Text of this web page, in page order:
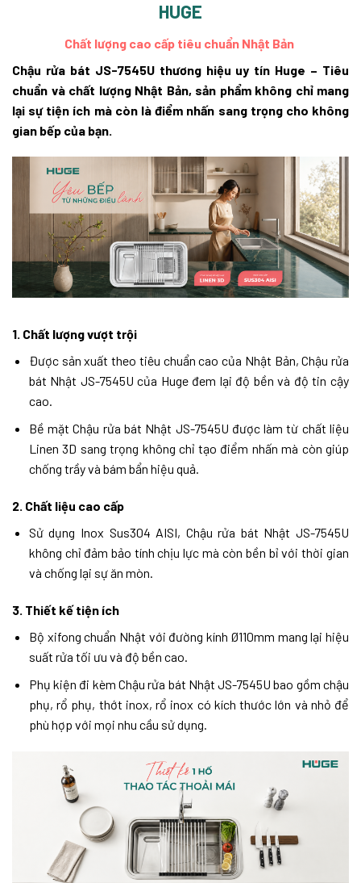
HUGE
Chất lượng cao cấp tiêu chuẩn Nhật Bản
Chậu rửa bát JS-7545U thương hiệu uy tín Huge – Tiêu
chuẩn và chất lượng Nhật Bản, sản phẩm không chỉ mang
lại sự tiện ích mà còn là điểm nhấn sang trọng cho không
gian bếp của bạn.
1. Chất lượng vượt trội
Được sản xuất theo tiêu chuẩn cao của Nhật Bản, Chậu rửa
bát Nhật JS-7545U của Huge đem lại độ bền và độ tin cậy
cao.
Bề mặt Chậu rửa bát Nhật JS-7545U được làm từ chất liệu
Linen 3D sang trọng không chỉ tạo điểm nhấn mà còn giúp
chống trầy và bám bẩn hiệu quả.
2. Chất liệu cao cấp
Sử dụng Inox Sus304 AISI, Chậu rửa bát Nhật JS-7545U
không chỉ đảm bảo tính chịu lực mà còn bền bỉ với thời gian
và chống lại sự ăn mòn.
3. Thiết kế tiện ích
Bộ xifong chuẩn Nhật với đường kính Ø110mm mang lại hiệu
suất rửa tối ưu và độ bền cao.
Phụ kiện đi kèm Chậu rửa bát Nhật JS-7545U bao gồm chậu
phụ, rổ phụ, thớt inox, rổ inox có kích thước lớn và nhỏ để
phù hợp với mọi nhu cầu sử dụng.